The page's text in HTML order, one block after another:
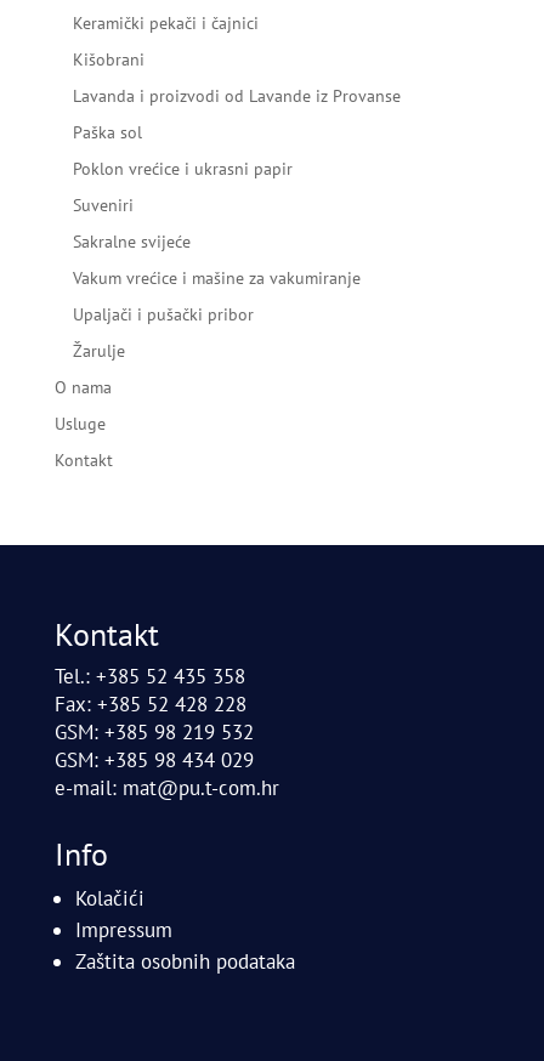
Keramički pekači i čajnici
Kišobrani
Lavanda i proizvodi od Lavande iz Provanse
Paška sol
Poklon vrećice i ukrasni papir
Suveniri
Sakralne svijeće
Vakum vrećice i mašine za vakumiranje
Upaljači i pušački pribor
Žarulje
O nama
Usluge
Kontakt
Kontakt
Tel.: +385 52 435 358
Fax: +385 52 428 228
GSM: +385 98 219 532
GSM: +385 98 434 029
e-mail: mat@pu.t-com.hr
Info
Kolačići
Impressum
Zaštita osobnih podataka